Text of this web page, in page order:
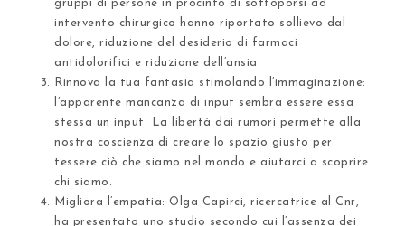
gruppi di persone in procinto di sottoporsi ad
intervento chirurgico hanno riportato sollievo dal
dolore, riduzione del desiderio di farmaci
antidolorifici e riduzione dell’ansia
Rinnova la tua fantasia stimolando l’immaginazion e:
l’apparente mancanza di input sembra essere essa
stessa un input. La libertà dai rumori permette alla
nostra coscienza di creare lo spazio giusto per
tessere ciò che siamo nel mondo e aiutarci a scoprire
chi siamo.
Migliora l’empatia: Olga Capirci, ricercatrice al Cnr,
ha presentato uno studio secondo cui l’assenza dei